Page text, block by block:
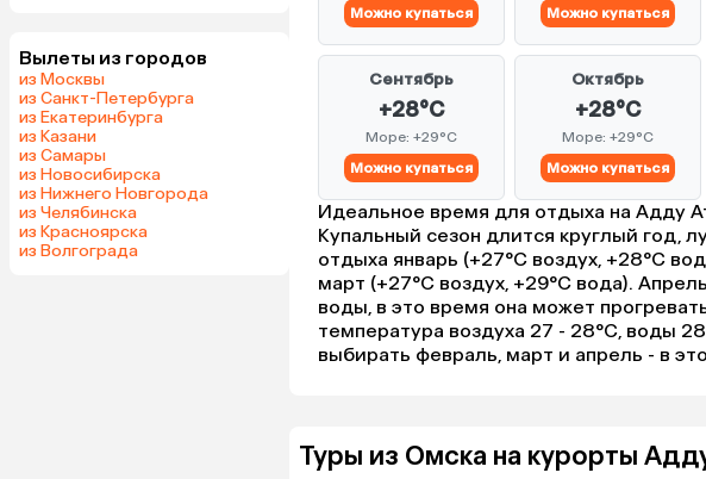
Вылеты из городов
из Москвы
из Санкт-Петербурга
из Екатеринбурга
из Казани
из Самары
из Новосибирска
из Нижнего Новгорода
из Челябинска
из Красноярска
из Волгограда
Можно купаться
Можно купаться
Сентябрь
+28°C
Море: +29°C
Можно купаться
Октябрь
+28°C
Море: +29°C
Можно купаться
Идеальное время для отдыха на Адду
Купальный сезон длится круглый год,
отдыха январь (+27°C воздух, +28°C
март (+27°C воздух, +29°C вода).
воды, в это время она может
температура воздуха 27 - 28°C, воды
выбирать февраль, март и апрель - в
Туры из Омска на курорты